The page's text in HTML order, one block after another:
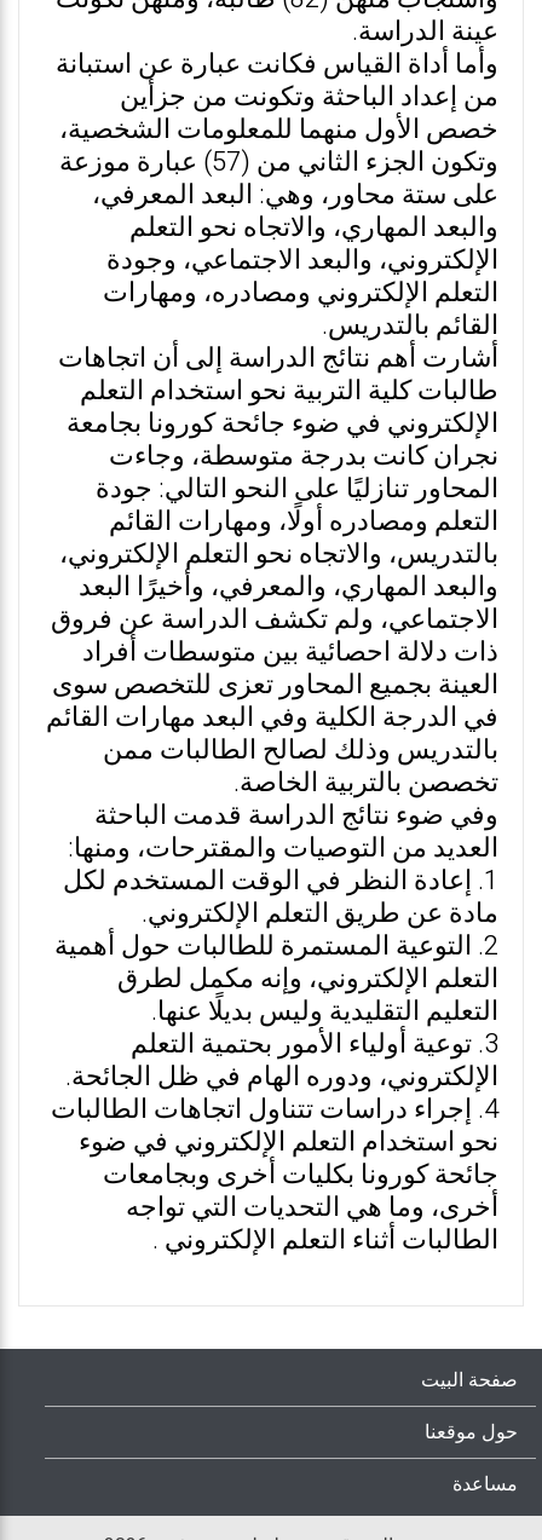
عينة الدراسة.
وأما أداة القياس فكانت عبارة عن استبانة
من إعداد الباحثة وتكونت من جزأين
خصص الأول منهما للمعلومات الشخصية،
وتكون الجزء الثاني من (57) عبارة موزعة
على ستة محاور، وهي: البعد المعرفي،
والبعد المهاري، والاتجاه نحو التعلم
الإلكتروني، والبعد الاجتماعي، وجودة
التعلم الإلكتروني ومصادره، ومهارات
القائم بالتدريس.
أشارت أهم نتائج الدراسة إلى أن اتجاهات
طالبات كلية التربية نحو استخدام التعلم
الإلكتروني في ضوء جائحة كورونا بجامعة
نجران كانت بدرجة متوسطة، وجاءت
المحاور تنازليًا على النحو التالي: جودة
التعلم ومصادره أولًا، ومهارات القائم
بالتدريس، والاتجاه نحو التعلم الإلكتروني،
والبعد المهاري، والمعرفي، وأخيرًا البعد
الاجتماعي، ولم تكشف الدراسة عن فروق
ذات دلالة احصائية بين متوسطات أفراد
العينة بجميع المحاور تعزى للتخصص سوى
في الدرجة الكلية وفي البعد مهارات القائم
بالتدريس وذلك لصالح الطالبات ممن
تخصصن بالتربية الخاصة.
وفي ضوء نتائج الدراسة قدمت الباحثة
العديد من التوصيات والمقترحات، ومنها:
1. إعادة النظر في الوقت المستخدم لكل
مادة عن طريق التعلم الإلكتروني.
2. التوعية المستمرة للطالبات حول أهمية
التعلم الإلكتروني، وإنه مكمل لطرق
التعليم التقليدية وليس بديلًا عنها.
3. توعية أولياء الأمور بحتمية التعلم
الإلكتروني، ودوره الهام في ظل الجائحة.
4. إجراء دراسات تتناول اتجاهات الطالبات
نحو استخدام التعلم الإلكتروني في ضوء
جائحة كورونا بكليات أخرى وبجامعات
أخرى، وما هي التحديات التي تواجه
الطالبات أثناء التعلم الإلكتروني .
صفحة البيت
حول موقعنا
مساعدة